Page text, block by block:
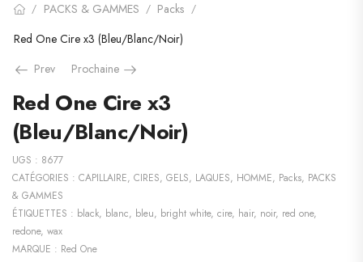
/ PACKS & GAMMES / Packs /
Red One Cire x3 (Bleu/Blanc/Noir)
Prev
Prochaine
Red One Cire x3
(Bleu/Blanc/Noir)
UGS : 8677
CATÉGORIES : CAPILLAIRE, CIRES, GELS, LAQUES, HOMME, Packs, PACKS
& GAMMES
ÉTIQUETTES : black, blanc, bleu, bright white, cire, hair, noir, red one,
redone, wax
MARQUE : Red One